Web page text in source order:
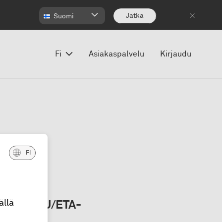
Suomi Jatka
Fi Asiakaspalvelu Kirjaudu
eri EU/ETA-
FI